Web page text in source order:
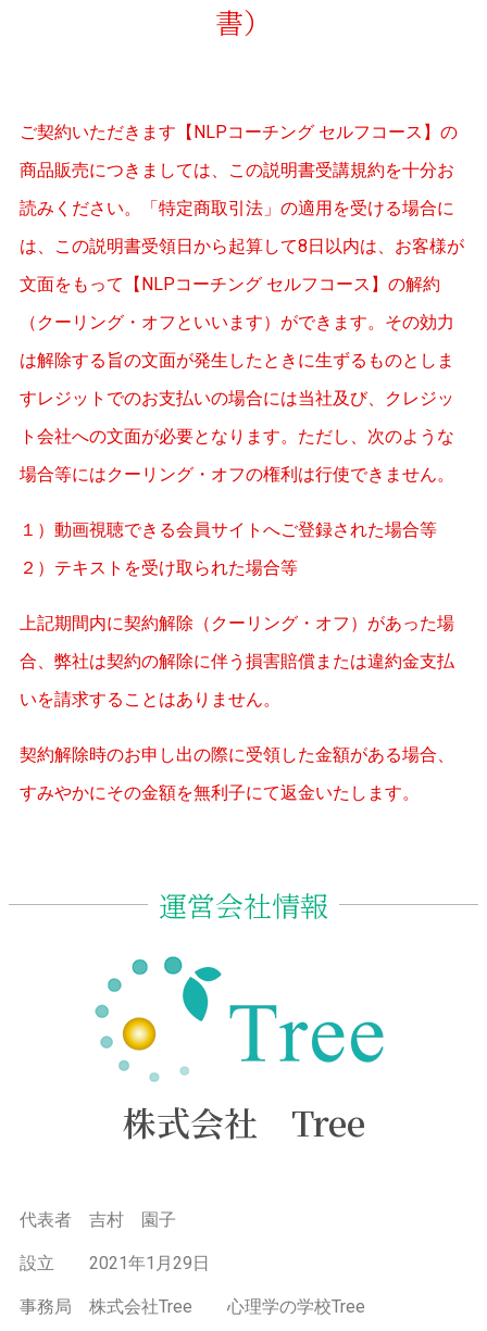
書）
ご契約いただきます【NLPコーチング セルフコース】の
商品販売につきましては、この説明書受講規約を十分お
読みください。「特定商取引法」の適用を受ける場合に
は、この説明書受領日から起算して8日以内は、お客様が
文面をもって【NLPコーチング セルフコース】の解約
（クーリング・オフといいます）ができます。その効力
は解除する旨の文面が発生したときに生ずるものとしま
すレジットでのお支払いの場合には当社及び、クレジッ
ト会社への文面が必要となります。ただし、次のような
場合等にはクーリング・オフの権利は行使できません。
１）動画視聴できる会員サイトへご登録された場合等
２）テキストを受け取られた場合等
上記期間内に契約解除（クーリング・オフ）があった場
合、弊社は契約の解除に伴う損害賠償または違約金支払
いを請求することはありません。
契約解除時のお申し出の際に受領した金額がある場合、
すみやかにその金額を無利子にて返金いたします。
運営会社情報
株式会社 Tree
代表者 吉村 園子
設立 2021年1月29日
事務局 株式会社Tree 心理学の学校Tree